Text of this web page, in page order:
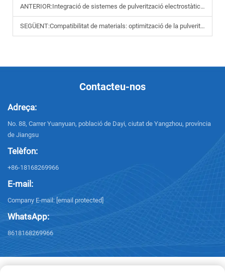
ANTERIOR:Integració de sistemes de pulverització electrostàtica amb línies de producció automàtiques
SEGÜENT:Compatibilitat de materials: optimització de la pulverització electrostàtica per a substrats conductors i no conductors
Contacteu-nos
Adreça:
No. 88, Carrer Yuanyuan, població de Dayi, ciutat de Yangzhou, província
de Jiangsu
Telèfon:
+86-18168269966
E-mail:
Company E-mail: [email protected]
WhatsApp:
8618168269966